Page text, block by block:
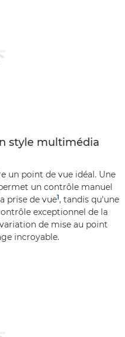
style multimédia
un point de vue idéal. Une
un contrôle manuel
prise de vue1, tandis qu'une
exceptionnel de la
de mise au point
incroyable.